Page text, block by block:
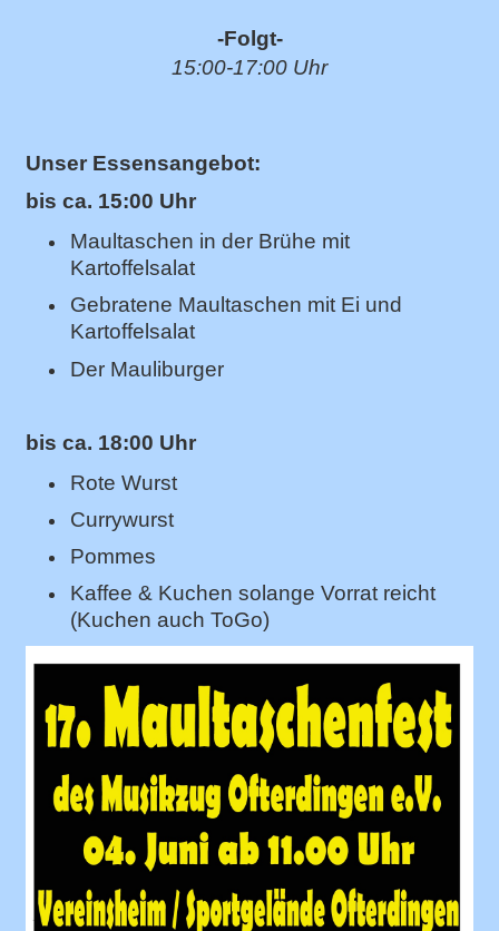
-Folgt-
15:00-17:00 Uhr
Unser Essensangebot:
bis ca. 15:00 Uhr
Maultaschen in der Brühe mit
Kartoffelsalat
Gebratene Maultaschen mit Ei und
Kartoffelsalat
Der Mauliburger
bis ca. 18:00 Uhr
Rote Wurst
Currywurst
Pommes
Kaffee & Kuchen solange Vorrat reicht
(Kuchen auch ToGo)